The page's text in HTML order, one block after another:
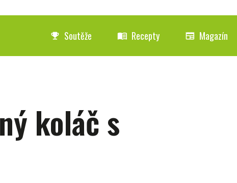
emoji_events Soutěže menu_book Recepty newspaper Magazín
koláč s